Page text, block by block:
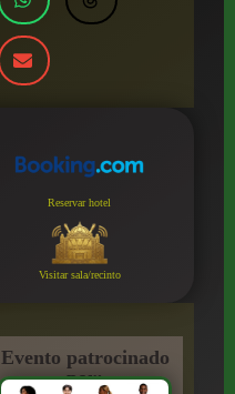
Reservar hotel
Visitar sala/recinto
Evento patrocinado
por: